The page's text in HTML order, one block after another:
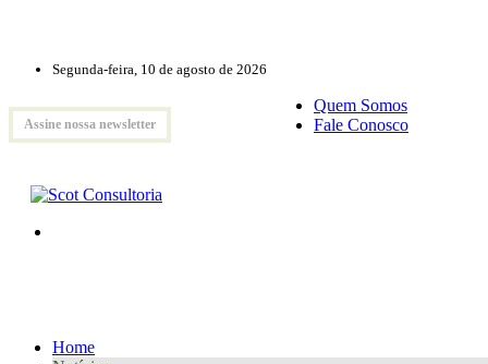
Segunda-feira, 10 de agosto de 2026
Assine nossa newsletter
Quem Somos
Fale Conosco
Home